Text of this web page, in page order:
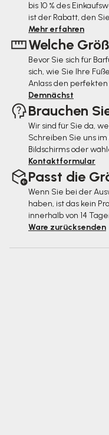
bis 10 % des
ist der Rabatt, den
Mehr erfahren
Welche
Bevor Sie sich für
sich, wie Sie Ihre
Anlass den
Demnächst
Brauchen
Wir sind für Sie da,
Schreiben Sie uns
Bildschirms oder
Kontaktformular
Passt die
Wenn Sie bei der
haben, ist das kein
innerhalb von 14
Ware zurücksenden